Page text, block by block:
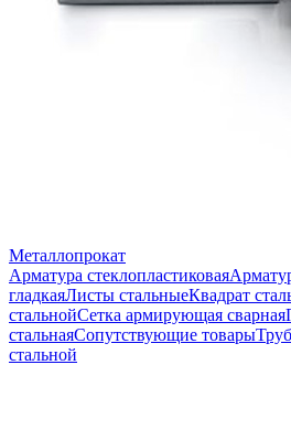
Металлопрокат
Арматура стеклопластиковая
гладкаяЛисты стальныеКвадрат
стальнойСетка армирующая сварная
стальнаяСопутствующие товары
стальной